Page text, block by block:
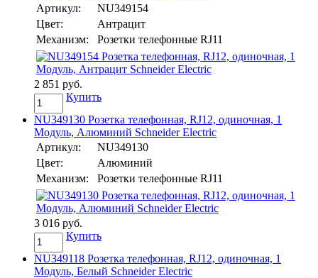
Артикул:
NU349154
Цвет:
Антрацит
Механизм:
Розетки телефонные RJ11
2 851 руб.
Купить
NU349130 Розетка телефонная, RJ12, одиночная, 1
Модуль, Алюминий Schneider Electric
Артикул:
NU349130
Цвет:
Алюминий
Механизм:
Розетки телефонные RJ11
3 016 руб.
Купить
NU349118 Розетка телефонная, RJ12, одиночная, 1
Модуль, Белый Schneider Electric